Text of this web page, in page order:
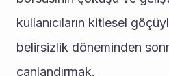
kullanıcıların kitlesel
belirsizlik döneminden
canlandırmak.